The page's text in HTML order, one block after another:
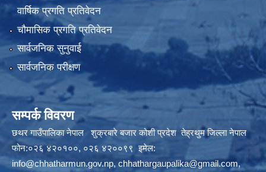
वार्षिक प्रगति प्रतिवेदन
चौमासिक प्रगति प्रतिवेदन
सार्वजनिक सुनुवाई
सार्वजनिक परीक्षण
सम्पर्क विवरण
छथर गाउँपालिका नेपाल शुक्रबारे बजार कोशी प्रदेश तेह्रथुम जिल्ला नेपाल
फोन:०२६ ४२०१००, ०२६ ४२००९९ इमेल:
info@chhatharmun.gov.np, chhathargaupalika@gmail.com,